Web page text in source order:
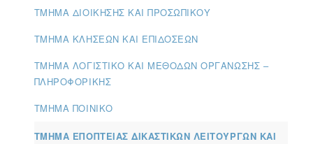
ΤΜΉΜΑ ΔΙΟΊΚΗΣΗΣ ΚΑΙ ΠΡΟΣΩΠΙΚΟΎ
ΤΜΉΜΑ ΚΛΉΣΕΩΝ ΚΑΙ ΕΠΙΔΌΣΕΩΝ
ΤΜΉΜΑ ΛΟΓΙΣΤΙΚΌ ΚΑΙ ΜΕΘΌΔΩΝ ΟΡΓΆΝΩΣΗΣ –
ΠΛΗΡΟΦΟΡΙΚΉΣ
ΤΜΉΜΑ ΠΟΙΝΙΚΌ
ΤΜΉΜΑ ΕΠΟΠΤΕΊΑΣ ΔΙΚΑΣΤΙΚΏΝ ΛΕΙΤΟΥΡΓΏΝ ΚΑΙ